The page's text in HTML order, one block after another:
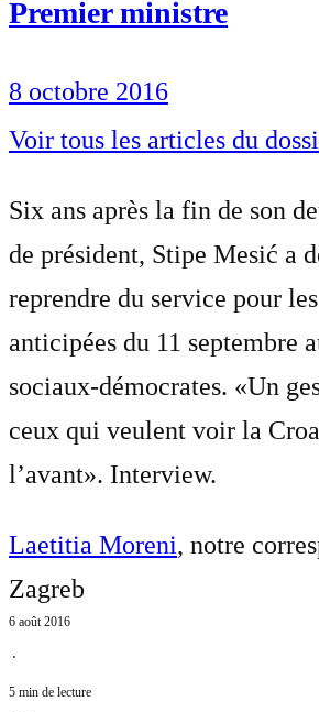
Premier ministre
8 octobre 2016
Voir tous les articles du
Six ans après la fin de son
de président, Stipe Mesić a
reprendre du service pour
anticipées du 11 septembre
sociaux-démocrates. «Un
ceux qui veulent voir la
l’avant». Interview.
Laetitia Moreni, notre
Zagreb
6 août 2016
⋅
5 min de lecture